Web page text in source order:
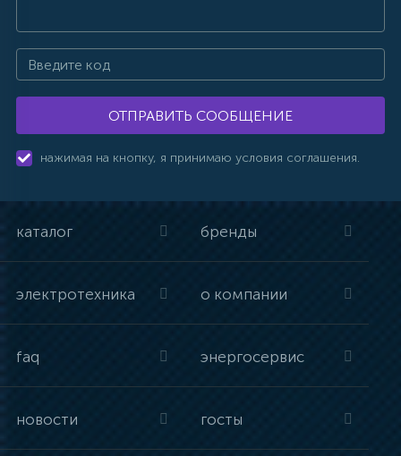
ОТПРАВИТЬ СООБЩЕНИЕ
нажимая на кнопку, я принимаю условия соглашения.
каталог бренды
электротехника о компании
faq энергосервис
новости госты